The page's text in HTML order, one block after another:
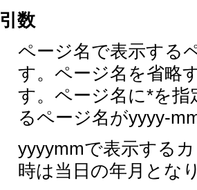
引数
ページ名で表示する
す。ページ名を省略
す。ページ名に*を
るページ名がyyyy-
yyyymmで表示する
時は当日の年月とな